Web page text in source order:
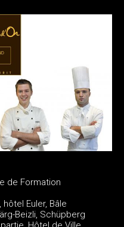
de Formation
Euler, Bâle
Beizli, Schüpberg